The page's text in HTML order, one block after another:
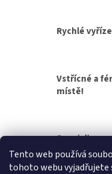
Tento web používá
tohoto webu vyjadřujete
Rychlé
Vstřícné a
místě!